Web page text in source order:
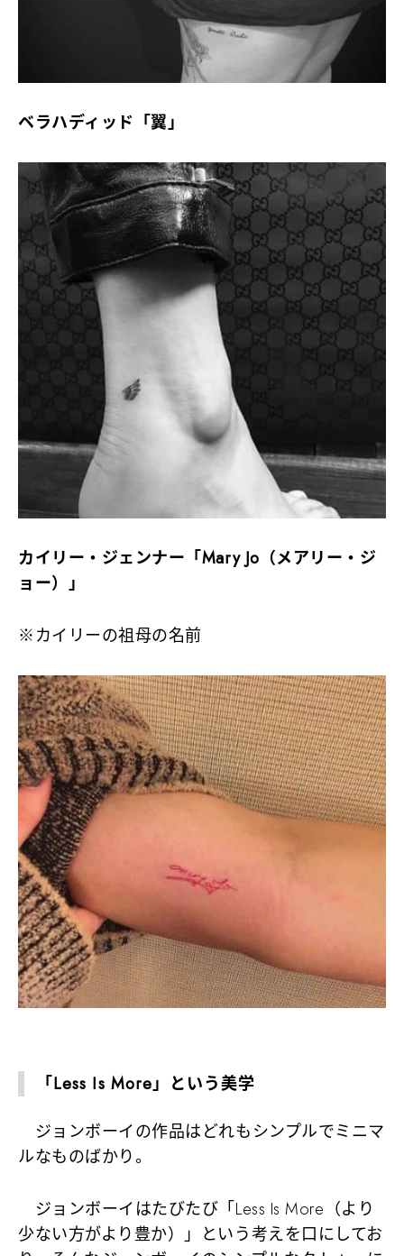
ベラハディッド「翼」
カイリー・ジェンナー「Mary Jo（メアリー・ジ
ョー）」
※カイリーの祖母の名前
「Less Is More」という美学
ジョンボーイの作品はどれもシンプルでミニマ
ルなものばかり。
ジョンボーイはたびたび「Less Is More（より
少ない方がより豊か）」という考えを口にしてお